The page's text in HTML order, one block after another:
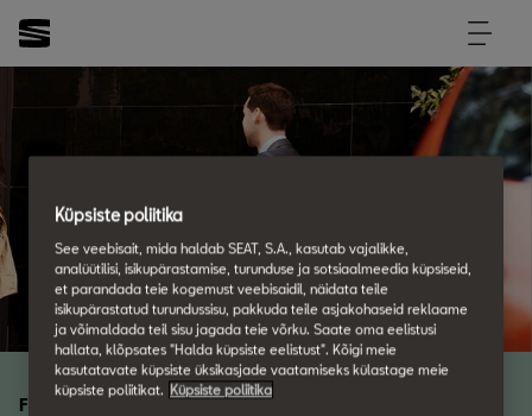
Frequent Asked Questions
Küpsiste poliitika
See veebisait, mida haldab SEAT, S.A., kasutab vajalikke,
analüütilisi, isikupärastamise, turunduse ja sotsiaalmeedia küpsiseid,
et parandada teie kogemust veebisaidil, näidata teile
isikupärastatud turundussisu, pakkuda teile asjakohaseid reklaame
ja võimaldada teil sisu jagada teie võrku. Saate oma eelistusi
hallata, klõpsates "Halda küpsiste eelistust". Kõigi meie
kasutatavate küpsiste üksikasjade vaatamiseks külastage meie
küpsiste poliitikat. Küpsiste poliitika